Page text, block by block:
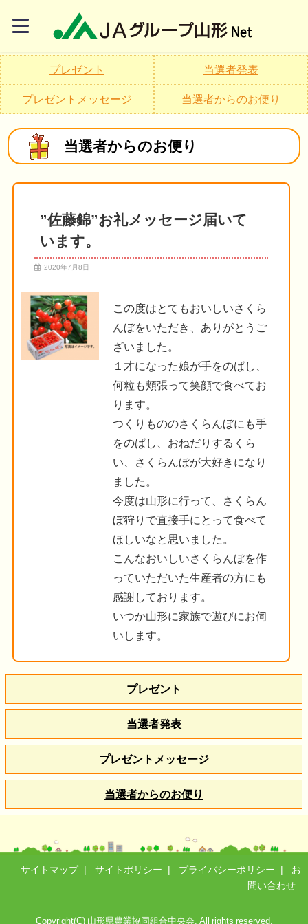
プレゼント 当選者発表
プレゼントメッセージ 当選者からのお便り
当選者からのお便り
”佐藤錦”お礼メッセージ届いて
います。
2020年7月8日
この度はとてもおいしいさくら
んぼをいただき、ありがとうご
ざいました。
１才になった娘が手をのばし、
何粒も頬張って笑顔で食べてお
ります。
つくりもののさくらんぼにも手
をのばし、おねだりするくら
い、さくらんぼが大好きになり
ました。
今度は山形に行って、さくらん
ぼ狩りで直接手にとって食べて
ほしいなと思いました。
こんなおいしいさくらんぼを作
っていただいた生産者の方にも
感謝しております。
いつか山形に家族で遊びにお伺
いします。
プレゼント
当選者発表
プレゼントメッセージ
当選者からのお便り
サイトマップ | サイトポリシー | プライバシーポリシー |
お
問い合わせ
Copyright(C) 山形県農業協同組合中央会. All rights reserved.